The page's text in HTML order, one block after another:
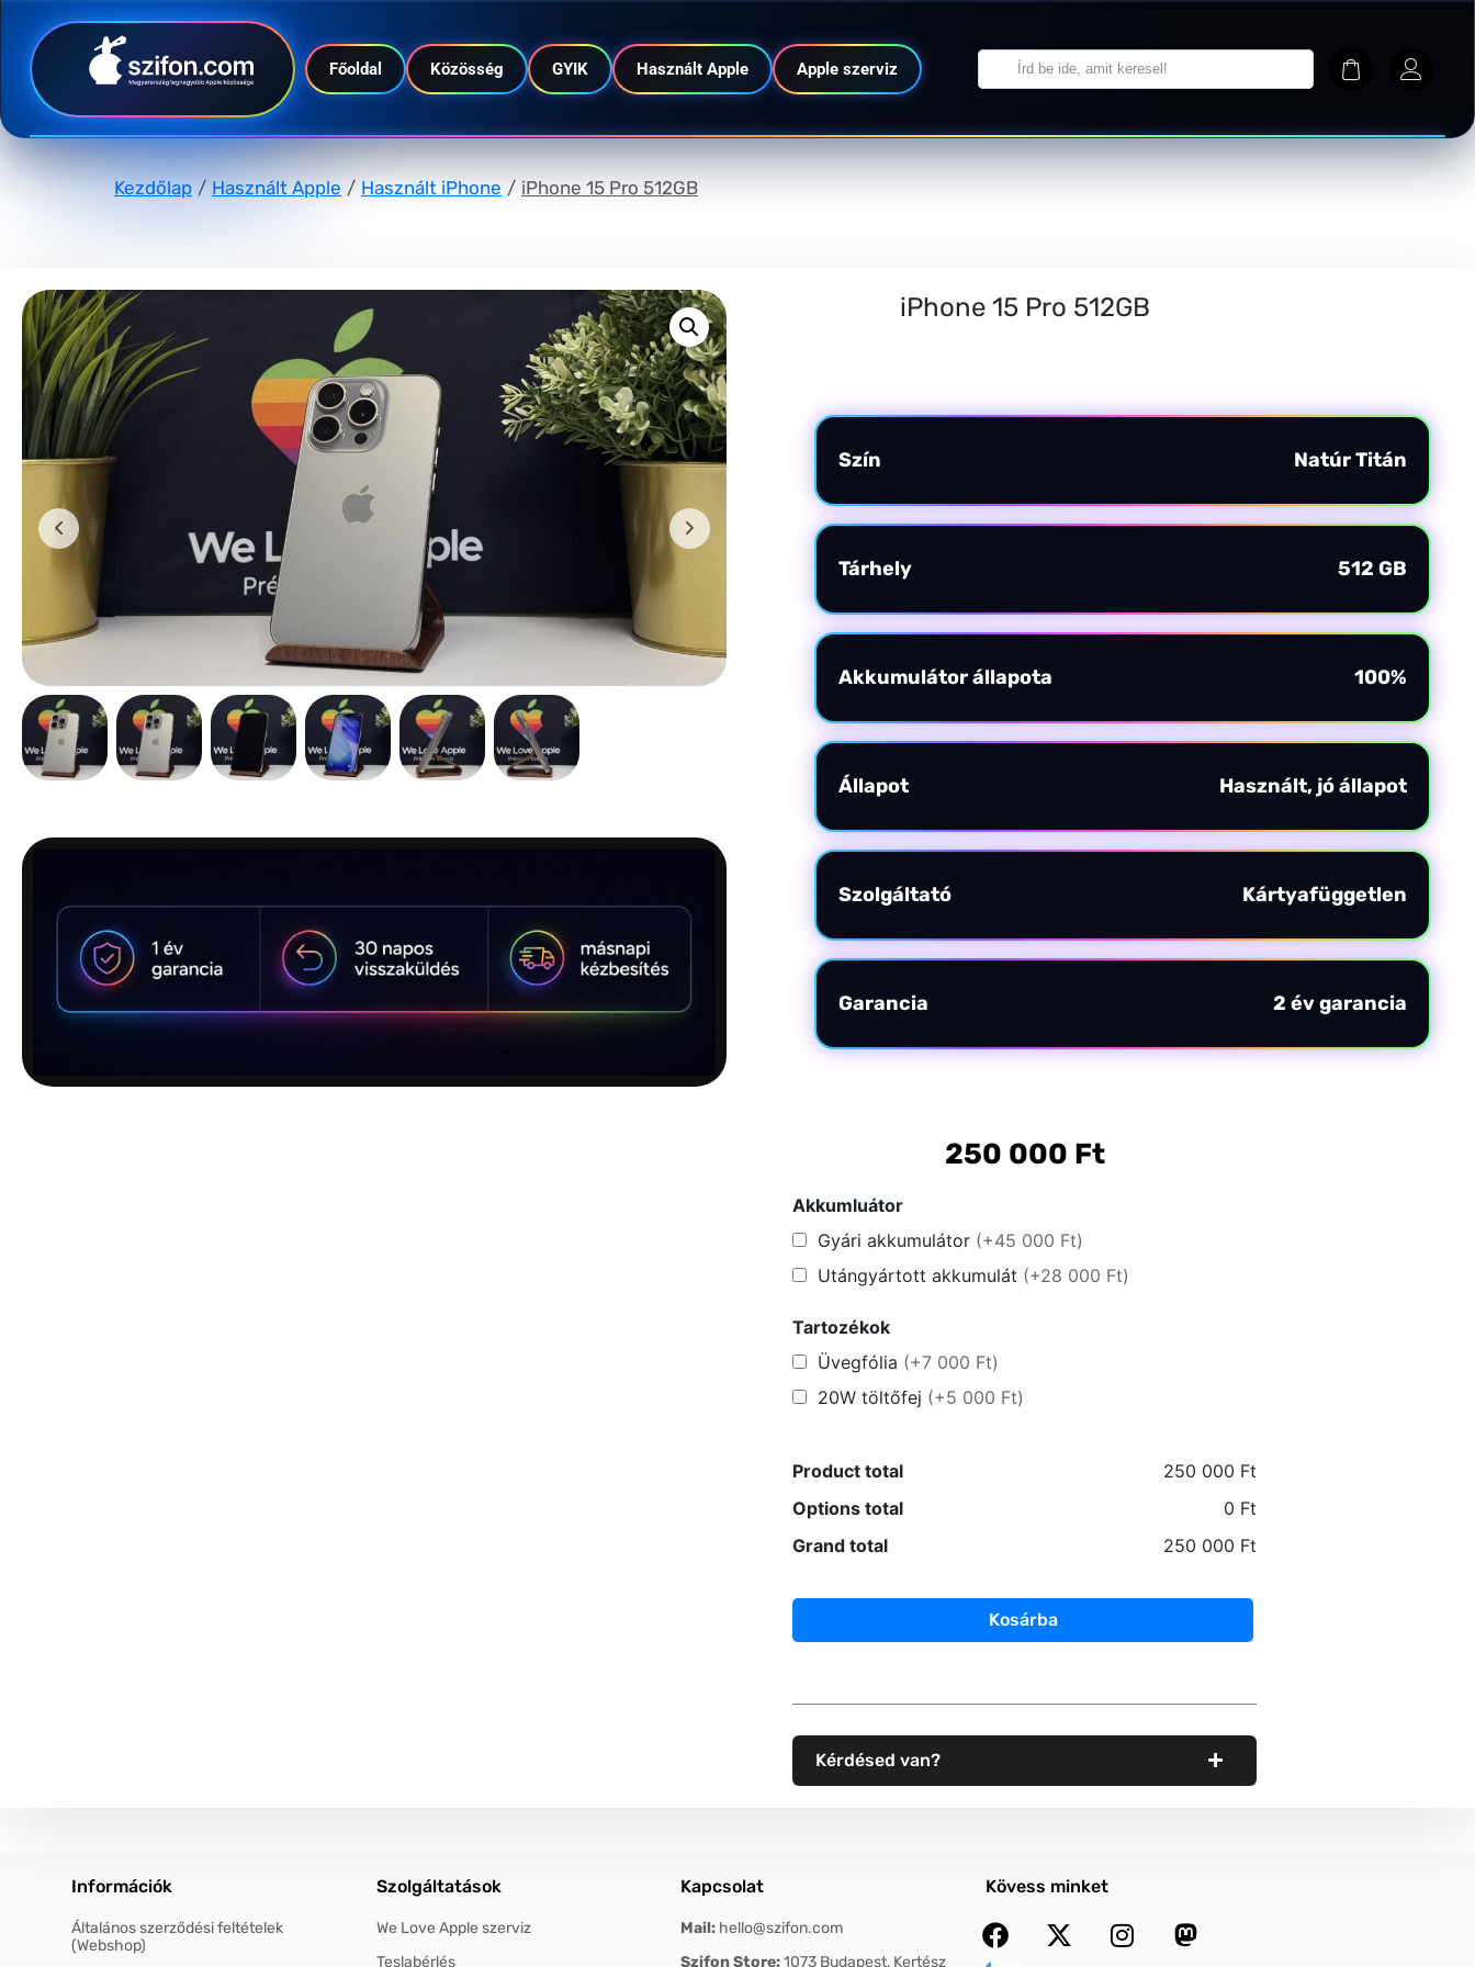
Főoldal Közösség GYIK Használt Apple Apple szerviz
Kezdőlap / Használt Apple / Használt iPhone / iPhone 15 Pro 512GB
iPhone 15 Pro 512GB
Szín Natúr Titán
Tárhely 512 GB
Akkumulátor állapota 100%
Állapot Használt, jó állapot
Szolgáltató Kártyafüggetlen
Garancia 2 év garancia
250 000 Ft
Akkumluátor
Gyári akkumulátor (+45 000 Ft)
Utángyártott akkumulát (+28 000 Ft)
Tartozékok
Üvegfólia (+7 000 Ft)
20W töltőfej (+5 000 Ft)
Product total
250 000 Ft
Options total
0 Ft
Grand total
250 000 Ft
Kosárba
Kérdésed van?
Információk
Általános szerződési feltételek
(Webshop)
Szolgáltatások
We Love Apple szerviz
Teslabérlés
Kapcsolat
Mail: hello@szifon.com
Szifon Store:1073 Budapest, Kertész
Kövess minket